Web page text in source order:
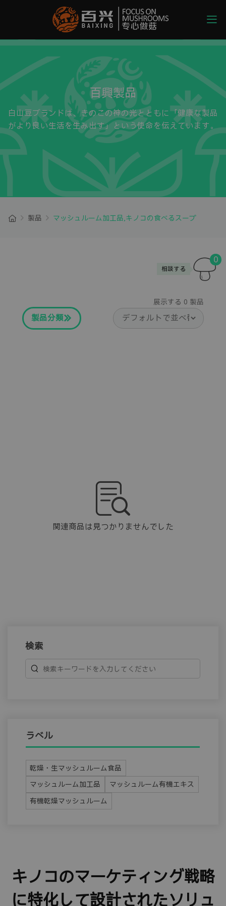
百興製品
白山豆ブランドは、きのこの神の光とともに「健康な製品
がより良い生活を生み出す」という使命を伝えています。
製品 マッシュルーム加工品,キノコの食べるスープ
検索
ラベル
乾燥・生マッシュルーム食品
マッシュルーム加工品 マッシュルーム有機エキス
有機乾燥マッシュルーム
展示する 0 製品
製品分類
関連商品は見つかりませんでした
相談する
0
キノコのマーケティング戦略
に特化して設計されたソリュ